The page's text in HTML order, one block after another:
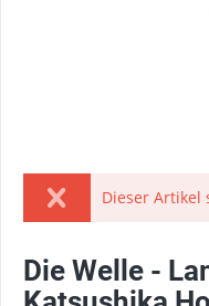
Dieser Artikel
Die Welle -